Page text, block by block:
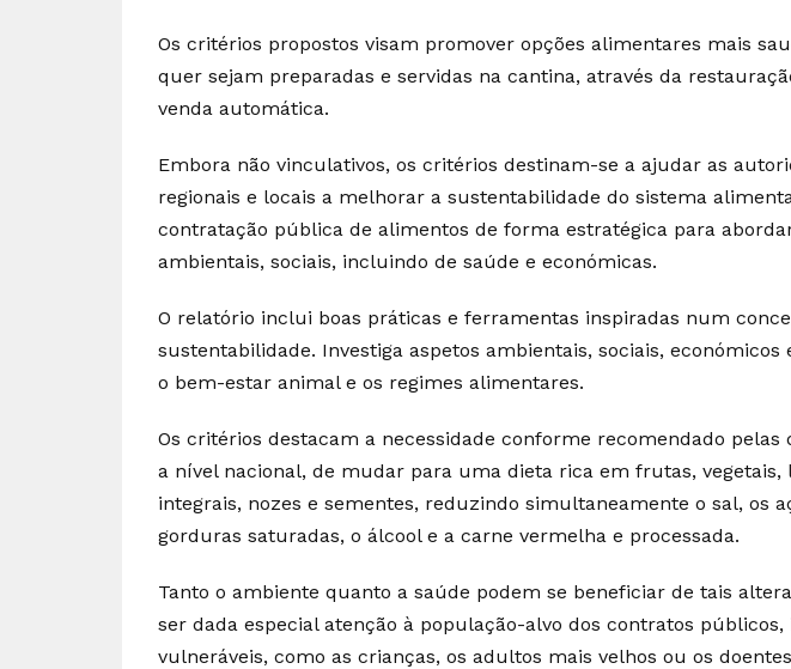
Os critérios propostos visam promover opções alimentares mais
quer sejam preparadas e servidas na cantina, através da
venda automática.
Embora não vinculativos, os critérios destinam-se a ajudar as
regionais e locais a melhorar a sustentabilidade do sistema
contratação pública de alimentos de forma estratégica para
ambientais, sociais, incluindo de saúde e económicas.
O relatório inclui boas práticas e ferramentas inspiradas num
sustentabilidade. Investiga aspetos ambientais, sociais, económicos
o bem-estar animal e os regimes alimentares.
Os critérios destacam a necessidade conforme recomendado
a nível nacional, de mudar para uma dieta rica em frutas, vegetais,
integrais, nozes e sementes, reduzindo simultaneamente o sal, os
gorduras saturadas, o álcool e a carne vermelha e processada.
Tanto o ambiente quanto a saúde podem se beneficiar de tais
ser dada especial atenção à população-alvo dos contratos públicos,
vulneráveis, como as crianças, os adultos mais velhos ou os